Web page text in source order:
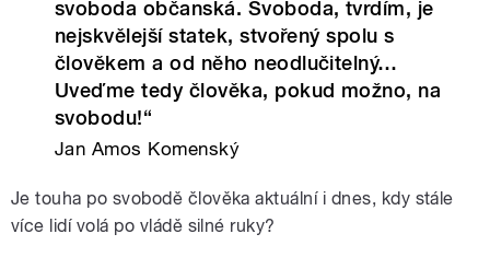
svoboda občanská. Svoboda, tvrdím, je
nejskvělejší statek, stvořený spolu s
člověkem a od něho neodlučitelný…
Uveďme tedy člověka, pokud možno, na
svobodu!“
Jan Amos Komenský
Je touha po svobodě člověka aktuální i dnes, kdy stále
více lidí volá po vládě silné ruky?